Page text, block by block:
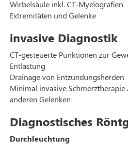
Wirbelsäule inkl. CT-Myelografien
Extremitäten und Gelenke
invasive Diagnostik
CT-gesteuerte Punktionen zur
Entlastung
Drainage von Entzündungsherden
Minimal invasive
anderen Gelenken
Diagnostisches
Durchleuchtung